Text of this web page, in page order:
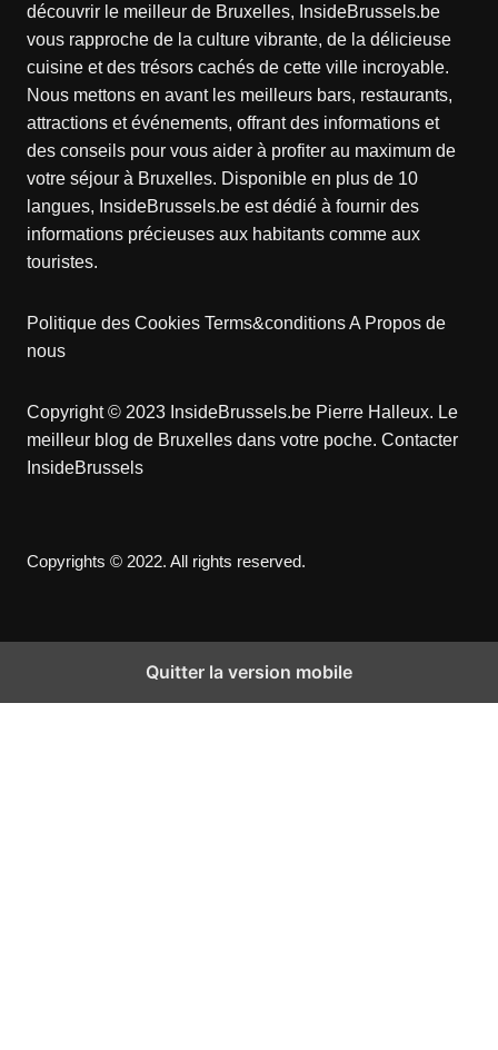
découvrir le meilleur de Bruxelles, InsideBrussels.be
vous rapproche de la culture vibrante, de la délicieuse
cuisine et des trésors cachés de cette ville incroyable.
Nous mettons en avant les meilleurs bars, restaurants,
attractions et événements, offrant des informations et
des conseils pour vous aider à profiter au maximum de
votre séjour à Bruxelles. Disponible en plus de 10
langues, InsideBrussels.be est dédié à fournir des
informations précieuses aux habitants comme aux
touristes.
Politique des Cookies Terms&conditionsA Propos de
nous
Copyright © 2023 InsideBrussels.be Pierre Halleux. Le
meilleur blog de Bruxelles dans votre poche. Contacter
InsideBrussels
Copyrights © 2022. All rights reserved.
Quitter la version mobile